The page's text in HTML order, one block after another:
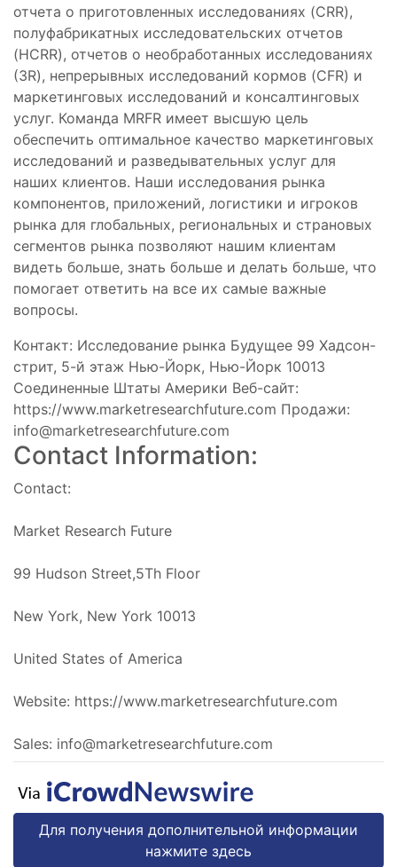
отчета о приготовленных исследованиях (CRR),
полуфабрикатных исследовательских отчетов
(HCRR), отчетов о необработанных исследованиях
(3R), непрерывных исследований кормов (CFR) и
маркетинговых исследований и консалтинговых
услуг. Команда MRFR имеет высшую цель
обеспечить оптимальное качество маркетинговых
исследований и разведывательных услуг для
наших клиентов. Наши исследования рынка
компонентов, приложений, логистики и игроков
рынка для глобальных, региональных и страновых
сегментов рынка позволяют нашим клиентам
видеть больше, знать больше и делать больше, что
помогает ответить на все их самые важные
вопросы.
Контакт: Исследование рынка Будущее 99 Хадсон-
стрит, 5-й этаж Нью-Йорк, Нью-Йорк 10013
Соединенные Штаты Америки Веб-сайт:
https://www.marketresearchfuture.com Продажи:
info@marketresearchfuture.com
Contact Information:
Contact:
Market Research Future
99 Hudson Street,5Th Floor
New York, New York 10013
United States of America
Website: https://www.marketresearchfuture.com
Sales: info@marketresearchfuture.com
Для получения дополнительной информации
нажмите здесь